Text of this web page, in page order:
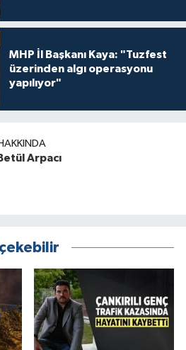
MHP İl Başkanı Kaya: "Tuzfest
üzerinden algı operasyonu
yapılıyor"
Arpacı